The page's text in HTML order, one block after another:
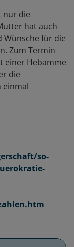
nur die
hat auch
Wünsche für die
Zum Termin
einer Hebamme
die
einmal
so-